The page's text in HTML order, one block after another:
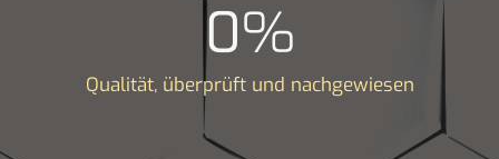
0%
Qualität, überprüft und nachgewiesen